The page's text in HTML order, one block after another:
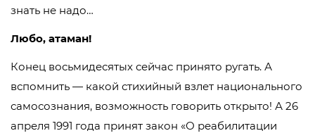
знать не надо…
Любо, атаман!
Конец восьмидесятых сейчас принято ругать. А
вспомнить — какой стихийный взлет национального
самосознания, возможность говорить открыто! А 26
апреля 1991 года принят закон «О реабилитации